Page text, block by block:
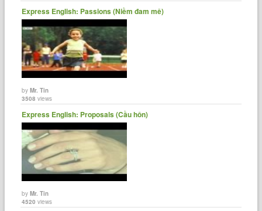
Express English: Passions (Niềm đam mê)
byMr. Tin
3508 views
Express English: Proposals (Cầu hôn)
byMr. Tin
4520 views